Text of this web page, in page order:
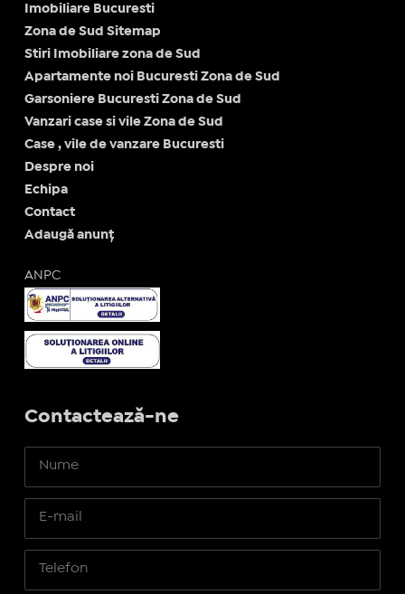
Imobiliare Bucuresti
Zona de Sud Sitemap
Stiri Imobiliare zona de Sud
Apartamente noi Bucuresti Zona de Sud
Garsoniere Bucuresti Zona de Sud
Vanzari case si vile Zona de Sud
Case , vile de vanzare Bucuresti
Despre noi
Echipa
Contact
Adaugă anunț
ANPC
Contactează-ne